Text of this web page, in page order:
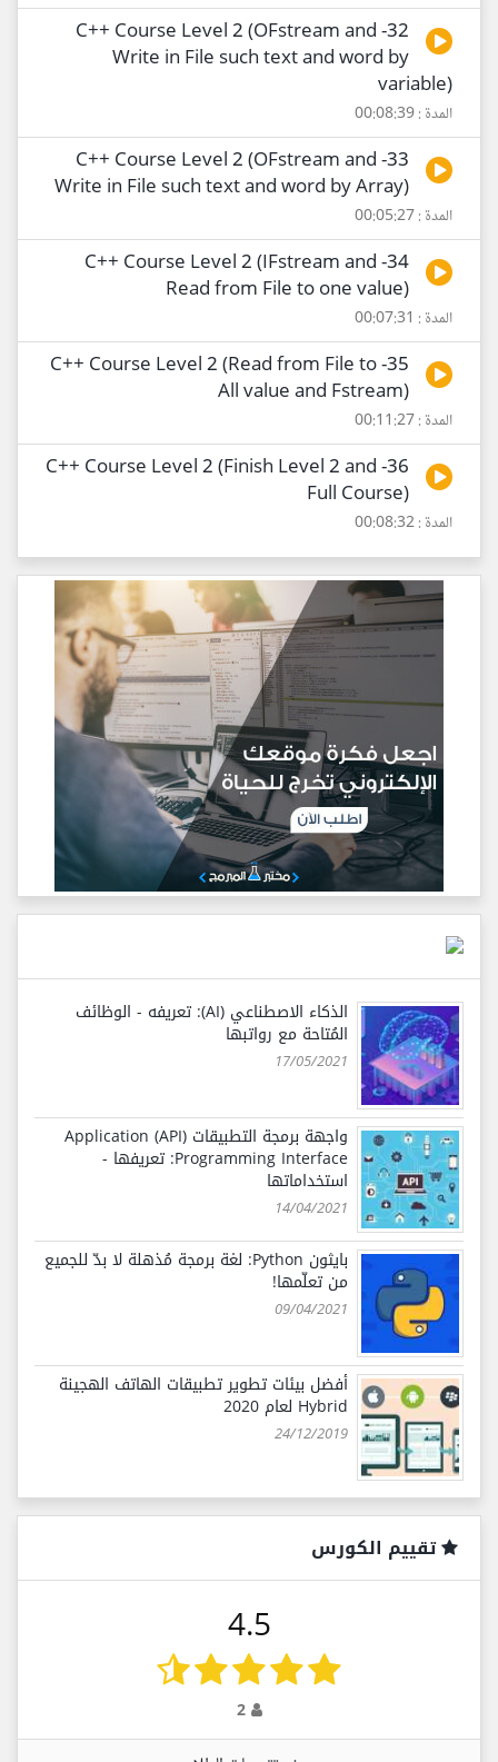
32- C++ Course Level 2 (OFstream and
Write in File such text and word by
variable)
المدة : 00:08:39
33- C++ Course Level 2 (OFstream and
Write in File such text and word by Array)
المدة : 00:05:27
34- C++ Course Level 2 (IFstream and
Read from File to one value)
المدة : 00:07:31
35- C++ Course Level 2 (Read from File to
All value and Fstream)
المدة : 00:11:27
36- C++ Course Level 2 (Finish Level 2 and
Full Course)
المدة : 00:08:32
الذكاء الاصطناعي (AI): تعريفه - الوظائف
المُتاحة مع رواتبها
17/05/2021
واجهة برمجة التطبيقات (API) Application
Programming Interface: تعريفها -
استخداماتها
14/04/2021
بايثون Python: لغة برمجة مُذهلة لا بدّ للجميع
من تعلّمها!
09/04/2021
أفضل بيئات تطوير تطبيقات الهاتف الهجينة
Hybrid لعام 2020
24/12/2019
تقييم الكورس
4.5
2